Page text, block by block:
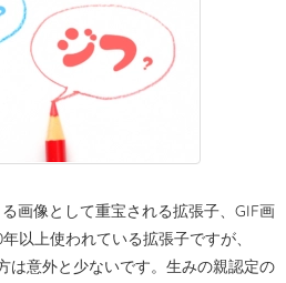
画像として重宝される拡張子、GIF画
以上使われている拡張子ですが、
意外と少ないです。 生みの親認定の